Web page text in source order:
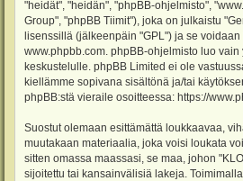
"heidät", "heidän", "phpBB-ohjelmisto",
Group", "phpBB Tiimit"), joka on julkaistu "
lisenssillä (jälkeenpäin "GPL") ja se voidaan
www.phpbb.com . phpBB-ohjelmisto luo
keskustelulle. phpBB Limited ei ole
kiellämme sopivana sisältönä ja/tai
phpBB:stä vieraile osoitteessa: https://
Suostut olemaan esittämättä loukkaavaa,
muutakaan materiaalia, joka voisi loukata
sitten omassa maassasi, se maa, johon
sijoitettu tai kansainvälisiä lakeja.